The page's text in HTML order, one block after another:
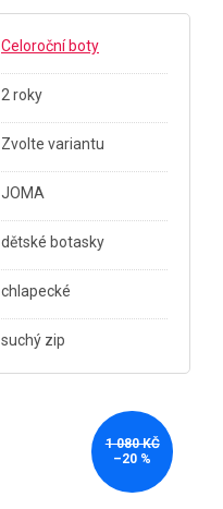
Celoroční boty
2 roky
Zvolte variantu
JOMA
dětské botasky
chlapecké
suchý zip
1 080 KČ
–20 %